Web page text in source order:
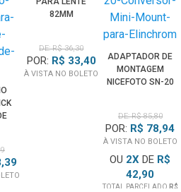
82MM
DE: R$ 36,30
POR: R$ 33,40
À VISTA NO BOLETO
ADAPTADOR DE
MONTAGEM
NICEFOTO SN-20
PARA
ELINCHROM
DE: R$ 85,80
POR: R$ 78,94
À VISTA NO BOLETO
OU 2X DE R$
42,90
TOTAL PARCELADO R$